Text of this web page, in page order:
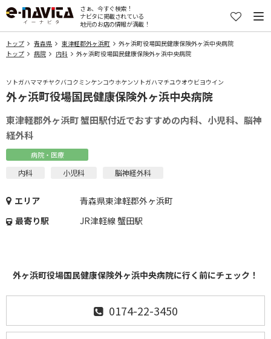
さぁ、今すぐ検索！
ナビタに掲載されている
地元のお店の情報が満載！
トップ 青森県 東津軽郡外ヶ浜町
外ヶ浜町役場国民健康保険外ヶ浜中央病院
トップ
病院 内科 外ヶ浜町役場国民健康保険外ヶ浜中央病院
ソトガハママチヤクバコクミンケンコウホケンソトガハマチユウオウビヨウイン
外ヶ浜町役場国民健康保険外ヶ浜中央病院
東津軽郡外ヶ浜町 蟹田駅付近でおすすめの内科、小児科、脳神
経外科
病院・医療
内科 小児科 脳神経外科
エリア
青森県東津軽郡外ヶ浜町
最寄り駅
JR津軽線 蟹田駅
外ヶ浜町役場国民健康保険外ヶ浜中央病院に行く前にチェック！
0174-22-3450